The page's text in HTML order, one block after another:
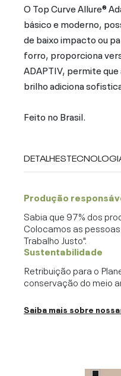
O Top Curve Allure®
básico e moderno,
de baixo impacto ou
forro, proporciona
ADAPTIV, permite
brilho adiciona
Feito no Brasil.
DETALHES
Produção
Sabia que 97% dos
Colocamos as
Trabalho Justo".
Sustentabilidade
Retribuição para o
conservação do meio
Saiba mais sobre